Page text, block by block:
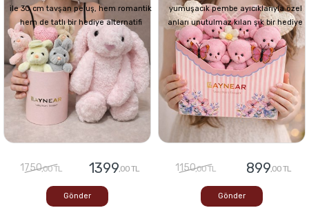
ile 30 cm tavşan peluş, hem romantik
hem de tatlı bir hediye alternatifi
1750,00 TL 1399,00 TL
Gönder
yumuşacık pembe ayıcıklarıyla özel
anları unutulmaz kılan şık bir hediye
1150,00 TL 899,00 TL
Gönder